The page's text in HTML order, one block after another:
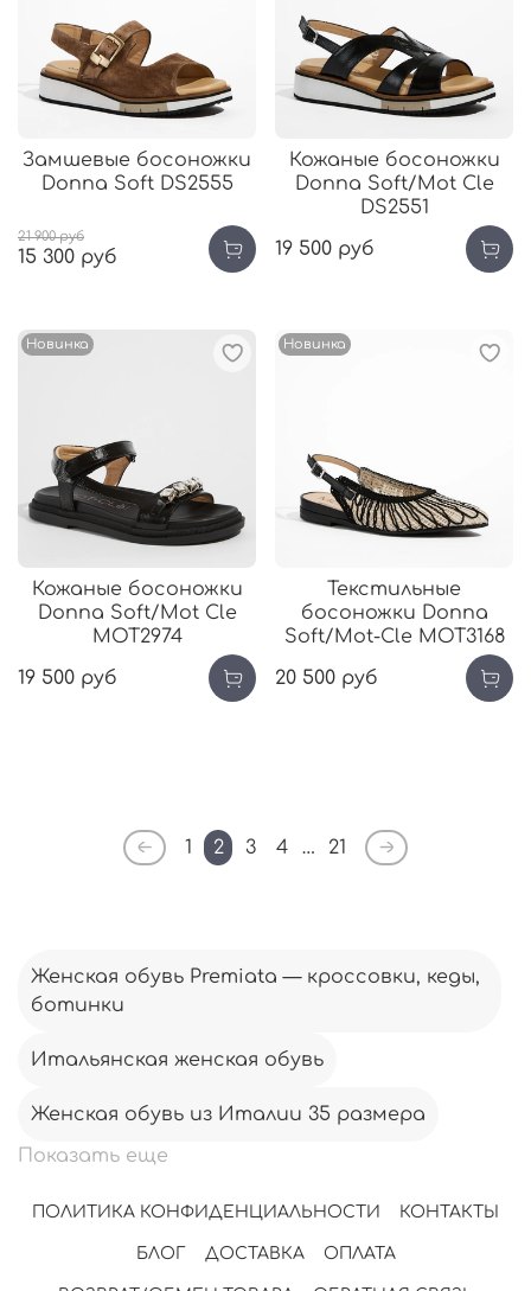
Замшевые босоножки
Donna Soft DS2555
21 900 руб
15 300 руб
Кожаные босоножки
Donna Soft/Mot Cle
DS2551
19 500 руб
Новинка
Кожаные босоножки
Donna Soft/Mot Cle
MOT2974
19 500 руб
Новинка
Текстильные
босоножки Donna
Soft/Mot-Cle MOT3168
20 500 руб
1 2 3 4 … 21
Женская обувь Premiata — кроссовки, кеды,
ботинки
Итальянская женская обувь
Женская обувь из Италии 35 размера
Показать еще
ПОЛИТИКА КОНФИДЕНЦИАЛЬНОСТИ КОНТАКТЫ
БЛОГ ДОСТАВКА ОПЛАТА